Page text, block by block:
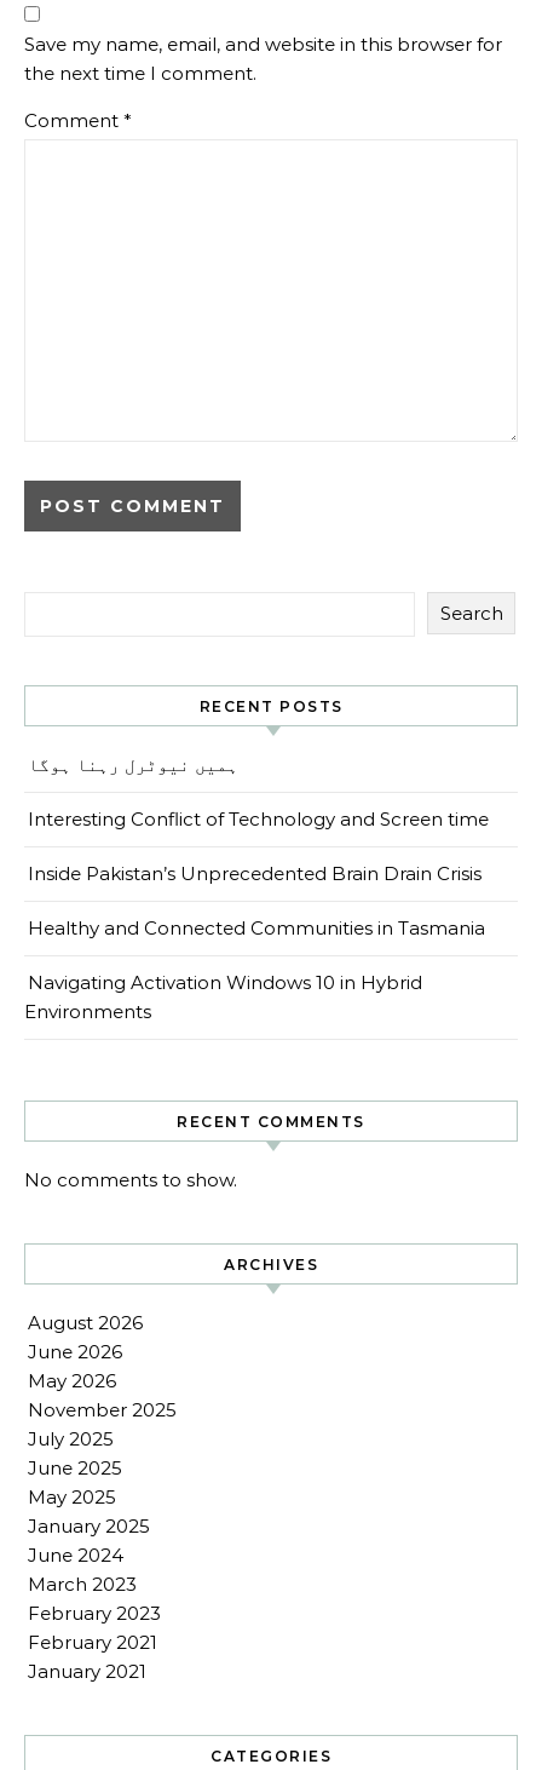
Save my name, email, and website in this browser for
the next time I comment.
Comment *
Search
RECENT POSTS
ہمیں نیوٹرل رہنا ہوگا
Interesting Conflict of Technology and Screen time
Inside Pakistan’s Unprecedented Brain Drain Crisis
Healthy and Connected Communities in Tasmania
Navigating Activation Windows 10 in Hybrid
Environments
RECENT COMMENTS
No comments to show.
ARCHIVES
August 2026
June 2026
May 2026
November 2025
July 2025
June 2025
May 2025
January 2025
June 2024
March 2023
February 2023
February 2021
January 2021
CATEGORIES